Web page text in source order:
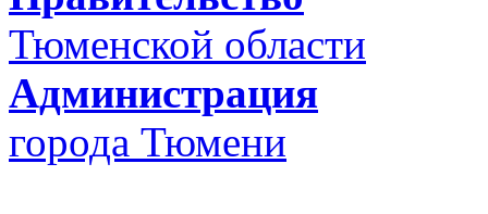
Тюменской области
Администрация
города Тюмени